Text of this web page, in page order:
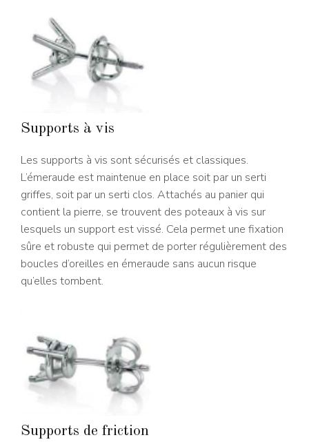
Supports à vis
Les supports à vis sont sécurisés et classiques.
L’émeraude est maintenue en place soit par un serti
griffes, soit par un serti clos. Attachés au panier qui
contient la pierre, se trouvent des poteaux à vis sur
lesquels un support est vissé. Cela permet une fixation
sûre et robuste qui permet de porter régulièrement des
boucles d’oreilles en émeraude sans aucun risque
qu’elles tombent.
Supports de friction